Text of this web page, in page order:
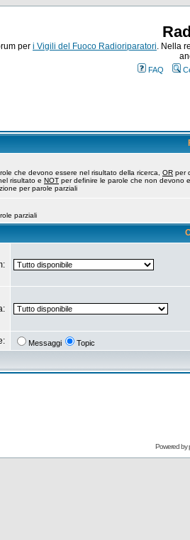
per i Vigili del Fuoco Radioriparatori. Nella
FAQ
che devono essere nel risultato della ricerca, OR per
risultato e NOT per definire le parole che non devono
per parole parziali
parziali
Messaggi Topic
Powered by